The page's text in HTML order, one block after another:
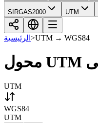
SIRGAS2000 UTM
الرئيسية >UTM → WGS84
UTM
WGS84
UTM